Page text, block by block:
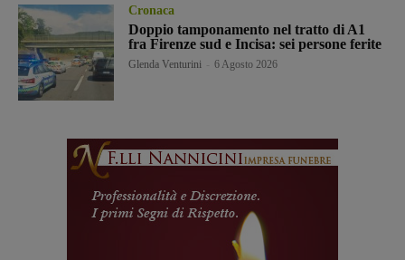
Cronaca
Doppio tamponamento nel tratto di A1
fra Firenze sud e Incisa: sei persone ferite
Glenda Venturini 6 Agosto 2026